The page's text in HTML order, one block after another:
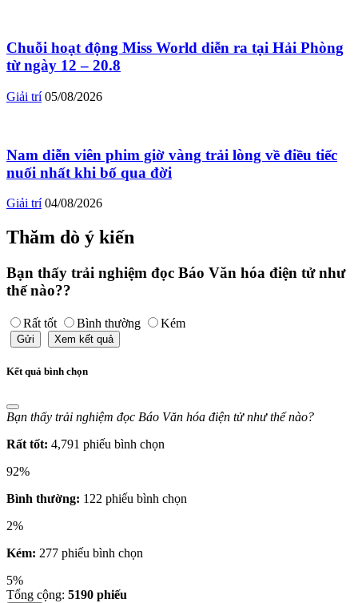
Chuỗi hoạt động Miss World diễn ra tại Hải Phòng
từ ngày 12 – 20.8
Giải trí 05/08/2026
Nam diễn viên phim giờ vàng trải lòng về điều tiếc
nuối nhất khi bố qua đời
Giải trí 04/08/2026
Thăm dò ý kiến
Bạn thấy trải nghiệm đọc Báo Văn hóa điện tử như
thế nào??
Rất tốt Bình thường Kém
Gửi Xem kết quả
Kết quả bình chọn
Bạn thấy trải nghiệm đọc Báo Văn hóa điện tử như thế nào?
Rất tốt: 4,791 phiếu bình chọn
92%
Bình thường: 122 phiếu bình chọn
2%
Kém: 277 phiếu bình chọn
5%
Tổng cộng: 5190 phiếu